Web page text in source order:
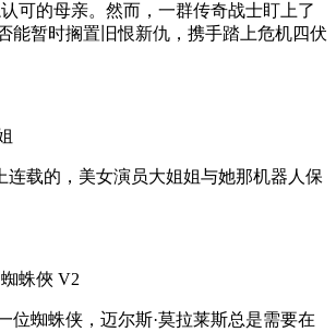
可的母亲。然而，一群传奇战士盯上了
能暂时搁置旧恨新仇，携手踏上危机四伏
连载的，美女演员大姐姐与她那机器人保
蛛俠 V2
位蜘蛛侠，迈尔斯·莫拉莱斯总是需要在